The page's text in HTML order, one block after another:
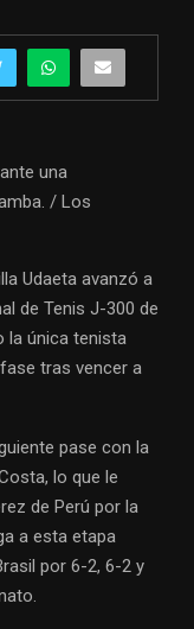
una
/ Los
Udaeta avanzó a
de Tenis J-300 de
la única tenista
tras vencer a
pase con la
lo que le
de Perú por la
a esta etapa
por 6-2, 6-2 y